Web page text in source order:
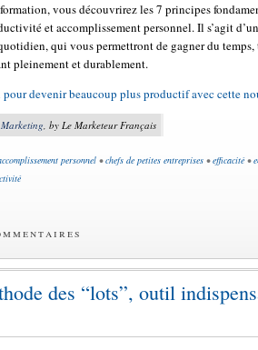
vous découvrirez les 7 principes
et accomplissement personnel. Il s’agit
qui vous permettront de gagner du
pleinement et durablement.
devenir beaucoup plus productif avec cette
Marketing, by Le Marketeur Français
personnel •chefs de petites entreprises •efficacité •
des “lots”, outil